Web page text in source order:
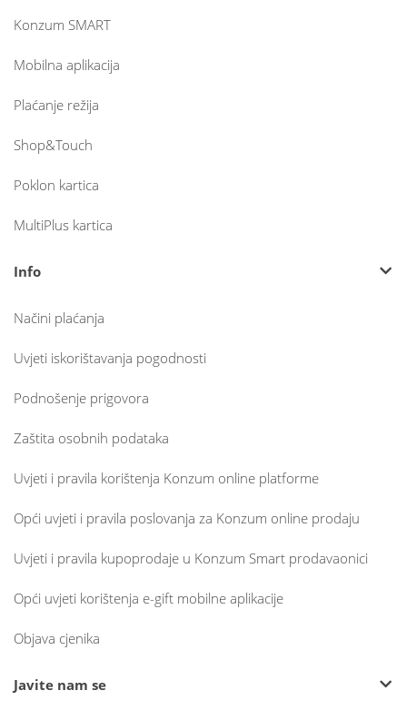
Konzum SMART
Mobilna aplikacija
Plaćanje režija
Shop&Touch
Poklon kartica
MultiPlus kartica
Info
Načini plaćanja
Uvjeti iskorištavanja pogodnosti
Podnošenje prigovora
Zaštita osobnih podataka
Uvjeti i pravila korištenja Konzum online platforme
Opći uvjeti i pravila poslovanja za Konzum online prodaju
Uvjeti i pravila kupoprodaje u Konzum Smart prodavaonici
Opći uvjeti korištenja e-gift mobilne aplikacije
Objava cjenika
Javite nam se